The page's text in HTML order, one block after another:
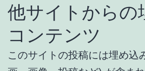
他サイトからの
コンテンツ
このサイトの投稿には埋め込